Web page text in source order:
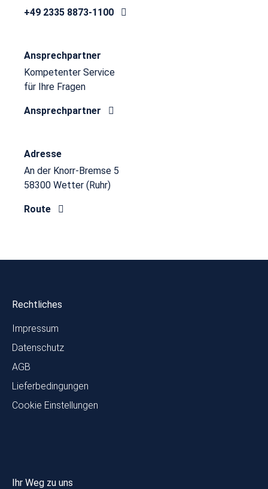
+49 2335 8873-1100
Ansprechpartner
Kompetenter Service
für Ihre Fragen
Ansprechpartner
Adresse
An der Knorr-Bremse 5
58300 Wetter (Ruhr)
Route
Rechtliches
Impressum
Datenschutz
AGB
Lieferbedingungen
Cookie Einstellungen
Ihr Weg zu uns